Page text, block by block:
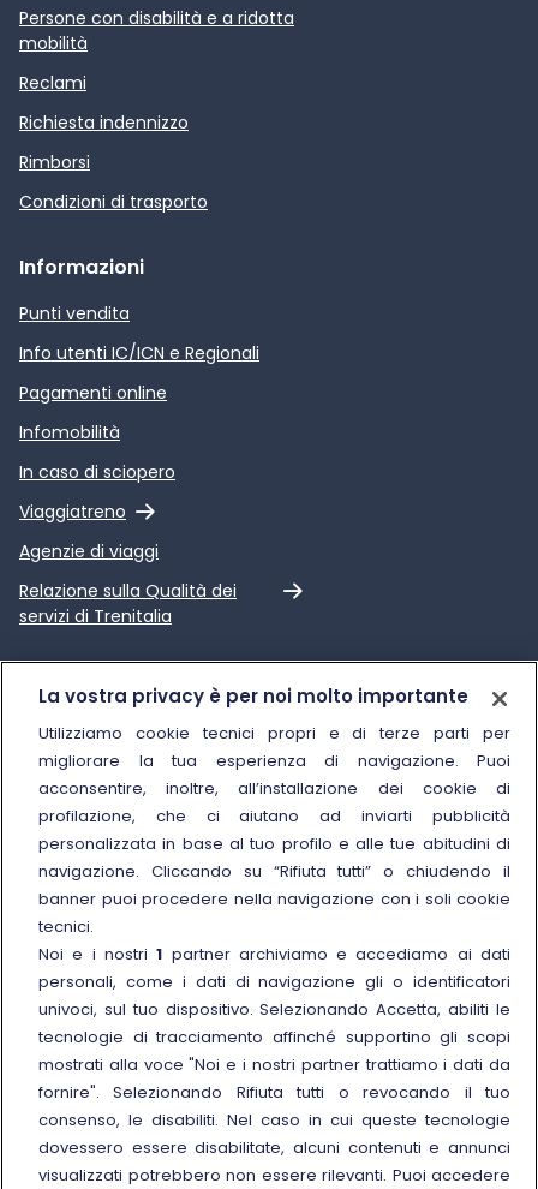
Persone con disabilità e a ridotta
mobilità
Reclami
Richiesta indennizzo
Rimborsi
Condizioni di trasporto
Informazioni
Punti vendita
Info utenti IC/ICN e Regionali
Pagamenti online
Infomobilità
In caso di sciopero
Viaggiatreno
Link esterno
Agenzie di viaggi
Relazione sulla Qualità dei
servizi di Trenitalia
Link esterno
Chi siamo
Sostenibilità
Trenitalia for Business
Manuale di Conservazione
Link esterno
Carriere
Link esterno
La Freccia Mag
Link esterno
Noleggia un treno charter
Viaggi di gruppo
Seguici sui social
La vostra privacy è per noi molto importante
Utilizziamo cookie tecnici propri e di terze parti per
migliorare la tua esperienza di navigazione. Puoi
acconsentire, inoltre, all’installazione dei cookie di
profilazione, che ci aiutano ad inviarti pubblicità
personalizzata in base al tuo profilo e alle tue abitudini di
navigazione. Cliccando su “Rifiuta tutti” o chiudendo il
banner puoi procedere nella navigazione con i soli cookie
tecnici.
Noi e i nostri1 partner archiviamo e accediamo ai dati
personali, come i dati di navigazione gli o identificatori
univoci, sul tuo dispositivo. Selezionando Accetta, abiliti le
tecnologie di tracciamento affinché supportino gli scopi
mostrati alla voce "Noi e i nostri partner trattiamo i dati da
fornire". Selezionando Rifiuta tutti o revocando il tuo
consenso, le disabiliti. Nel caso in cui queste tecnologie
dovessero essere disabilitate, alcuni contenuti e annunci
visualizzati potrebbero non essere rilevanti. Puoi accedere